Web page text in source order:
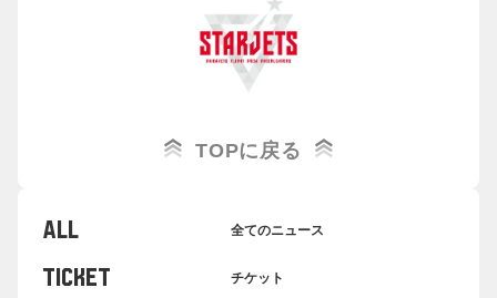
TOPに戻る
ALL 全てのニュース
TICKET チケット